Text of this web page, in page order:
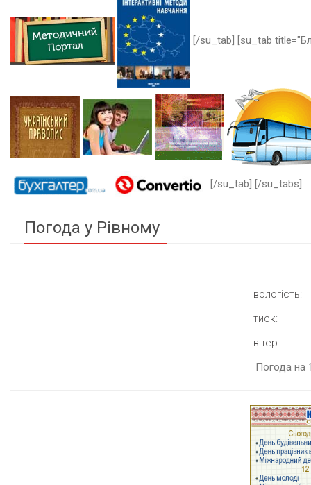
[/su_tab] [su_tab
[/su_tab] [/su_tabs]
Погода у Рівному
вологість:
тиск:
вітер:
Погода на